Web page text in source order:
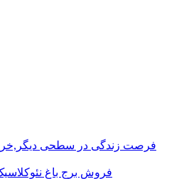
فرصت زندگی در سطحی
فروش برج باغ